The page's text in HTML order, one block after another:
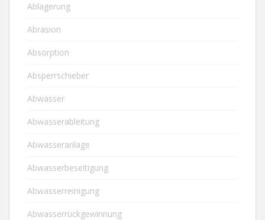
Ablagerung
Abrasion
Absorption
Absperrschieber
Abwasser
Abwasserableitung
Abwasseranlage
Abwasserbeseitigung
Abwasserreinigung
Abwasserrückgewinnung